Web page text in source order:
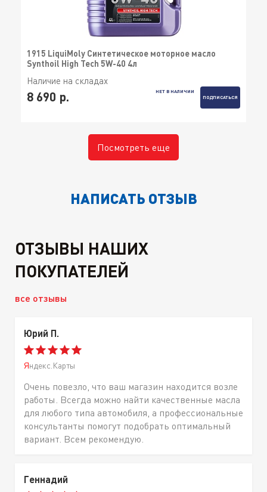
1915 LiquiMoly Синтетическое моторное масло
Synthoil High Tech 5W-40 4л
Наличие на складах
8 690 р.
НЕТ В НАЛИЧИИ
ПОДПИСАТЬСЯ
Посмотреть еще
НАПИСАТЬ ОТЗЫВ
ОТЗЫВЫ НАШИХ
ПОКУПАТЕЛЕЙ
все отзывы
Юрий П.
Яндекс.Карты
Очень повезло, что ваш магазин находится возле
работы. Всегда можно найти качественные масла
для любого типа автомобиля, а профессиональные
консультанты помогут подобрать оптимальный
вариант. Всем рекомендую.
Геннадий